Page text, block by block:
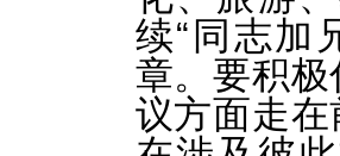
续“同志加
章。要积
议方面走